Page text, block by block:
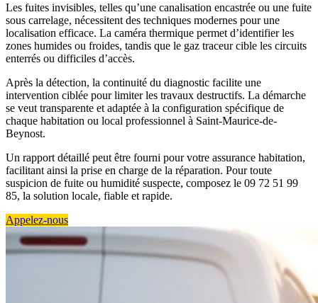
Les fuites invisibles, telles qu’une canalisation encastrée ou une fuite
sous carrelage, nécessitent des techniques modernes pour une
localisation efficace. La caméra thermique permet d’identifier les
zones humides ou froides, tandis que le gaz traceur cible les circuits
enterrés ou difficiles d’accès.
Après la détection, la continuité du diagnostic facilite une
intervention ciblée pour limiter les travaux destructifs. La démarche
se veut transparente et adaptée à la configuration spécifique de
chaque habitation ou local professionnel à Saint-Maurice-de-
Beynost.
Un rapport détaillé peut être fourni pour votre assurance habitation,
facilitant ainsi la prise en charge de la réparation. Pour toute
suspicion de fuite ou humidité suspecte, composez le 09 72 51 99
85, la solution locale, fiable et rapide.
Appelez-nous